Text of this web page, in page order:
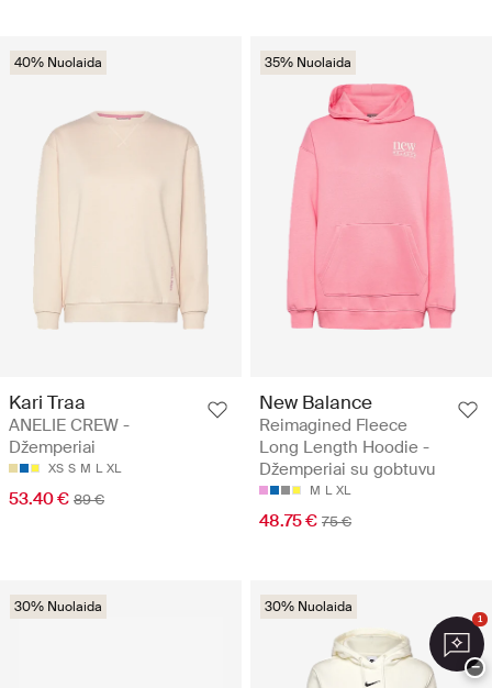
40% Nuolaida
Kari Traa
ANELIE CREW -
Džemperiai
XS S M L XL
53.40 € 89 €
35% Nuolaida
New Balance
Reimagined Fleece
Long Length Hoodie -
Džemperiai su gobtuvu
M L XL
48.75 € 75 €
30% Nuolaida 30% Nuolaida
1
−